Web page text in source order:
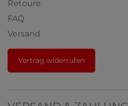
Retoure
FAQ
Versand
Vertrag widerrufen